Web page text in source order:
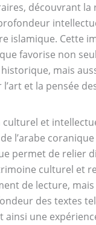
découvrant la
islamique. Cette
favorise non
mais
et la pensée
culturel et
l’arabe
permet de relier
culturel et
de lecture,
des textes
une